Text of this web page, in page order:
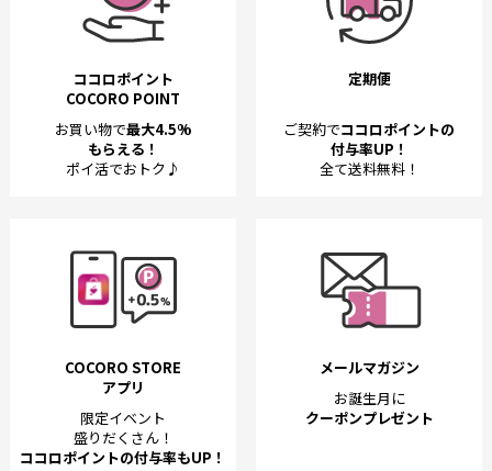
ココロポイント
COCORO POINT
お買い物で最大4.5%
もらえる！
ポイ活でおトク♪
定期便
ご契約でココロポイントの
付与率UP！
全て送料無料！
COCORO STORE
アプリ
限定イベント
盛りだくさん！
ココロポイントの付与率もUP！
メールマガジン
お誕生月に
クーポンプレゼント